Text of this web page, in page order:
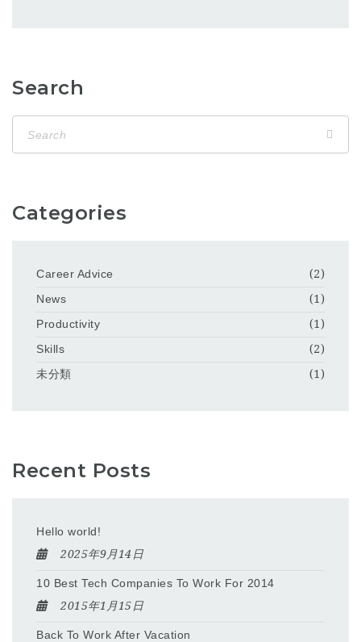
Search
Categories
Career Advice
(2)
News
(1)
Productivity
(1)
Skills
(2)
未分類
(1)
Recent Posts
Hello world!
2025年9月14日
10 Best Tech Companies To Work For 2014
2015年1月15日
Back To Work After Vacation